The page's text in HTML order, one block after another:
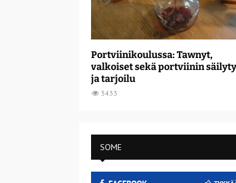
Portviinikoulussa: Tawnyt,
valkoiset sekä portviinin
ja tarjoilu
3433
SOME